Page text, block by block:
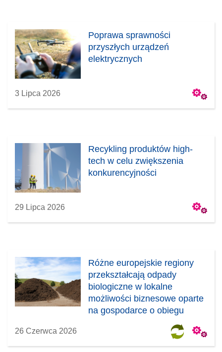
Poprawa sprawności
przyszłych urządzeń
elektrycznych
3 Lipca 2026
Recykling produktów high-
tech w celu zwiększenia
konkurencyjności
29 Lipca 2026
Różne europejskie regiony
przekształcają odpady
biologiczne w lokalne
możliwości biznesowe oparte
na gospodarce o obiegu
26 Czerwca 2026